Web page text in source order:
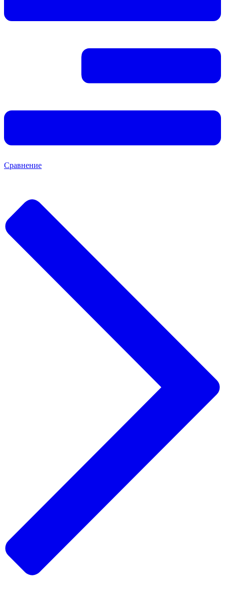
Сравнение